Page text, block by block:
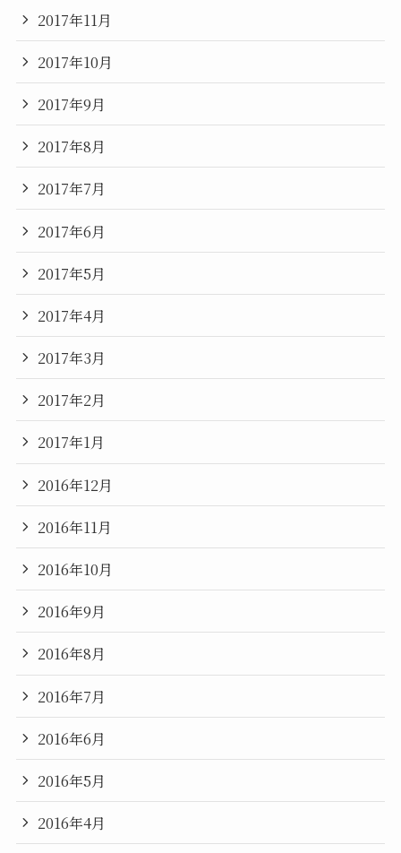
2017年11月
2017年10月
2017年9月
2017年8月
2017年7月
2017年6月
2017年5月
2017年4月
2017年3月
2017年2月
2017年1月
2016年12月
2016年11月
2016年10月
2016年9月
2016年8月
2016年7月
2016年6月
2016年5月
2016年4月